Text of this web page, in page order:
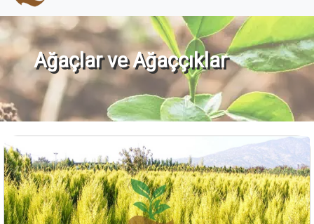
Ağaçlar ve Ağaççıklar